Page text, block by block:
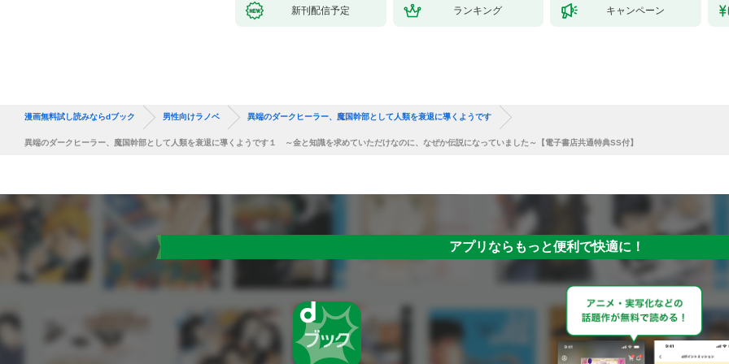
新刊配信予定 ランキング キャンペーン
漫画無料試し読みならdブック 男性向けラノベ 異端のダークヒーラー、魔国幹部として人類を衰退に導くようです
異端のダークヒーラー、魔国幹部として人類を衰退に導くようです１ ～金と知識を求めていただけなのに、なぜか伝説になっていました～【電子書店共通特典SS付】
アプリならもっと便利で快適に！